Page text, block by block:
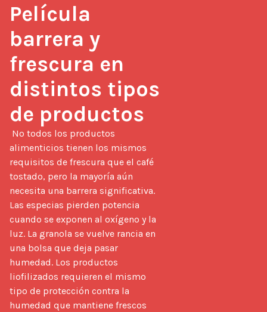
Película
barrera y
frescura en
distintos tipos
de productos
alimenticios tienen los mismos
requisitos de frescura que el café
tostado, pero la mayoría aún
necesita una barrera significativa.
Las especias pierden potencia
cuando se exponen al oxígeno y la
luz. La granola se vuelve rancia en
una bolsa que deja pasar
humedad. Los productos
liofilizados requieren el mismo
tipo de protección contra la
humedad que mantiene frescos